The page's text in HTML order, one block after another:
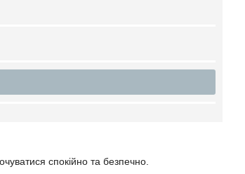
спокійно та безпечно.